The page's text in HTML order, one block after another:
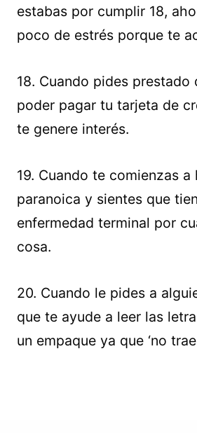
estabas por cumplir 18,
poco de estrés porque te
18. Cuando pides prestado
poder pagar tu tarjeta de
te genere interés.
19. Cuando te comienzas a
paranoica y sientes que
enfermedad terminal por
cosa.
20. Cuando le pides a
que te ayude a leer las
un empaque ya que ‘no